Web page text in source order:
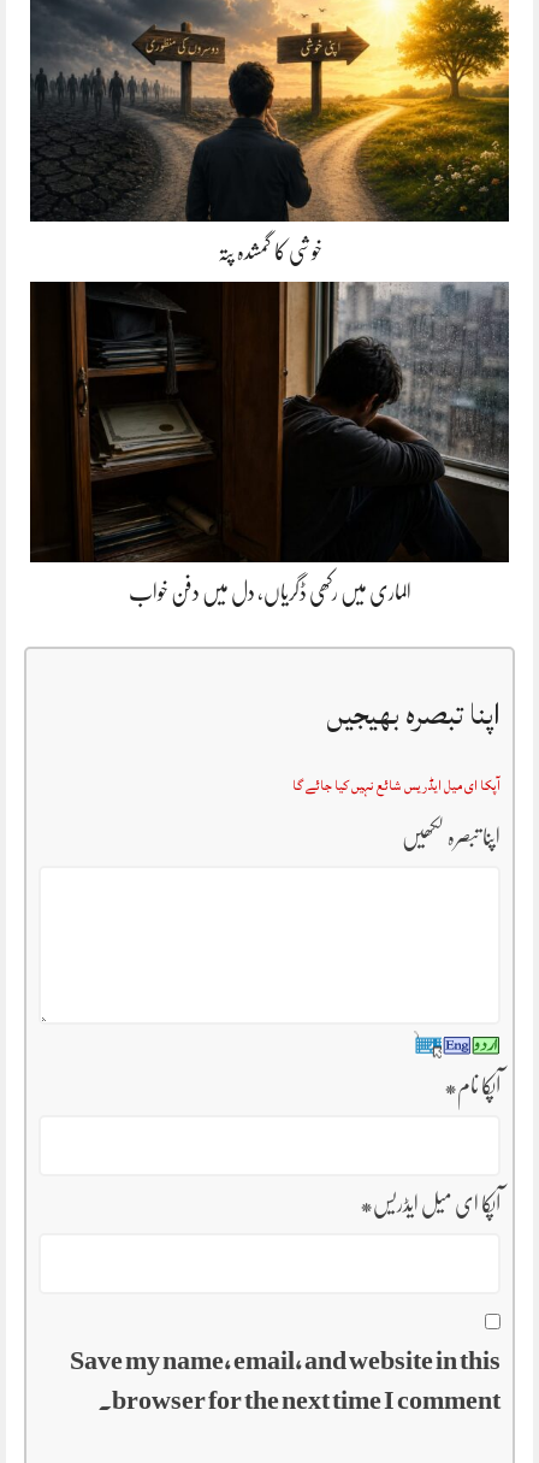
خوشی کا گمشدہ پتہ
الماری میں رکھی ڈگریاں، دل میں دفن خواب
اپنا تبصرہ بھیجیں
آپکا ای میل ایڈریس شائع نہیں کیا جائے گا
اپنا تبصرہ لکھیں
آپکا نام*
آپکا ای میل ایڈریس*
Save my name, email, and website in this
browser for the next time I comment.